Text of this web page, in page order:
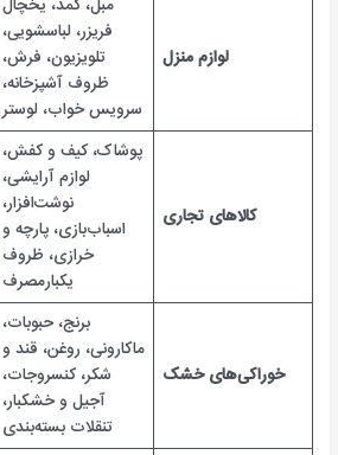
لوازم منزل
مبل، کمد، یخچال
فریزر، لباسشویی،
تلویزیون، فرش،
ظروف آشپزخانه،
سرویس خواب، لوستر
کالاهای تجاری
پوشاک، کیف و کفش،
لوازم آرایشی،
نوشت‌افزار،
اسباب‌بازی، پارچه و
خرازی، ظروف
یکبارمصرف
خوراکی‌های خشک
برنج، حبوبات،
ماکارونی، روغن، قند و
شکر، کنسروجات،
آجیل و خشکبار،
تنقلات بسته‌بندی